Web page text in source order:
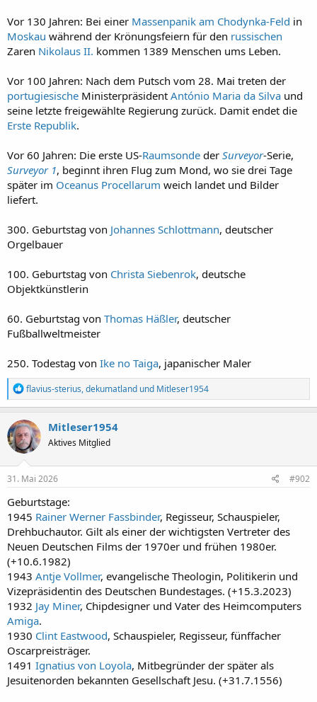
Vor 130 Jahren: Bei einer Massenpanik am Chodynka-Feld in
Moskau während der Krönungsfeiern für den russischen
Zaren Nikolaus II. kommen 1389 Menschen ums Leben.
Vor 100 Jahren: Nach dem Putsch vom 28. Mai treten der
portugiesische Ministerpräsident António Maria da Silva und
seine letzte freigewählte Regierung zurück. Damit endet die
Erste Republik.
Vor 60 Jahren: Die erste US-Raumsonde der Surveyor-Serie,
Surveyor 1, beginnt ihren Flug zum Mond, wo sie drei Tage
später im Oceanus Procellarum weich landet und Bilder
liefert.
300. Geburtstag von Johannes Schlottmann, deutscher
Orgelbauer
100. Geburtstag von Christa Siebenrok, deutsche
Objektkünstlerin
60. Geburtstag von Thomas Häßler, deutscher
Fußballweltmeister
250. Todestag von Ike no Taiga, japanischer Maler
R
e
a
k
t
i
o
n
e
:
flavius-sterius,dekumatland und Mitleser1954
Mitleser1954
Aktives Mitglied
31. Mai 2026 #902
Geburtstage:
1945 Rainer Werner Fassbinder, Regisseur, Schauspieler,
Drehbuchautor. Gilt als einer der wichtigsten Vertreter des
Neuen Deutschen Films der 1970er und frühen 1980er.
(+10.6.1982)
1943 Antje Vollmer, evangelische Theologin, Politikerin und
Vizepräsidentin des Deutschen Bundestages. (+15.3.2023)
1932 Jay Miner, Chipdesigner und Vater des Heimcomputers
Amiga.
1930 Clint Eastwood, Schauspieler, Regisseur, fünffacher
Oscarpreisträger.
1491 Ignatius von Loyola, Mitbegründer der später als
Jesuitenorden bekannten Gesellschaft Jesu. (+31.7.1556)